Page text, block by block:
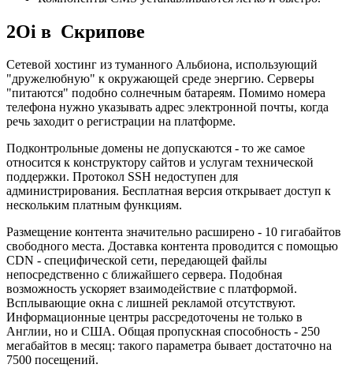
2Oi в Скрипове
Сетевой хостинг из туманного Альбиона, использующий
"дружелюбную" к окружающей среде энергию. Серверы
"питаются" подобно солнечным батареям. Помимо номера
телефона нужно указывать адрес электронной почты, когда
речь заходит о регистрации на платформе.
Подконтрольные домены не допускаются - то же самое
относится к конструктору сайтов и услугам технической
поддержки. Протокол SSH недоступен для
администрирования. Бесплатная версия открывает доступ к
нескольким платным функциям.
Размещение контента значительно расширено - 10 гигабайтов
свободного места. Доставка контента проводится с помощью
CDN - специфической сети, передающей файлы
непосредственно с ближайшего сервера. Подобная
возможность ускоряет взаимодействие с платформой.
Всплывающие окна с лишней рекламой отсутствуют.
Информационные центры рассредоточены не только в
Англии, но и США. Общая пропускная способность - 250
мегабайтов в месяц: такого параметра бывает достаточно на
7500 посещений.